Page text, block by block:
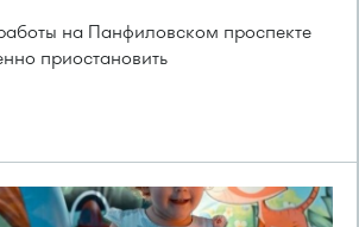
на Панфиловском проспекте
приостановить